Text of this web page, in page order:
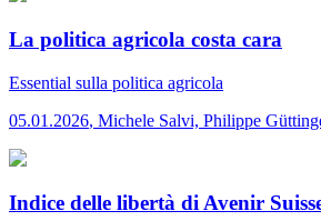
La politica agricola costa cara
Essential sulla politica agricola
05.01.2026, Michele Salvi, Philippe
Indice delle libertà di Avenir